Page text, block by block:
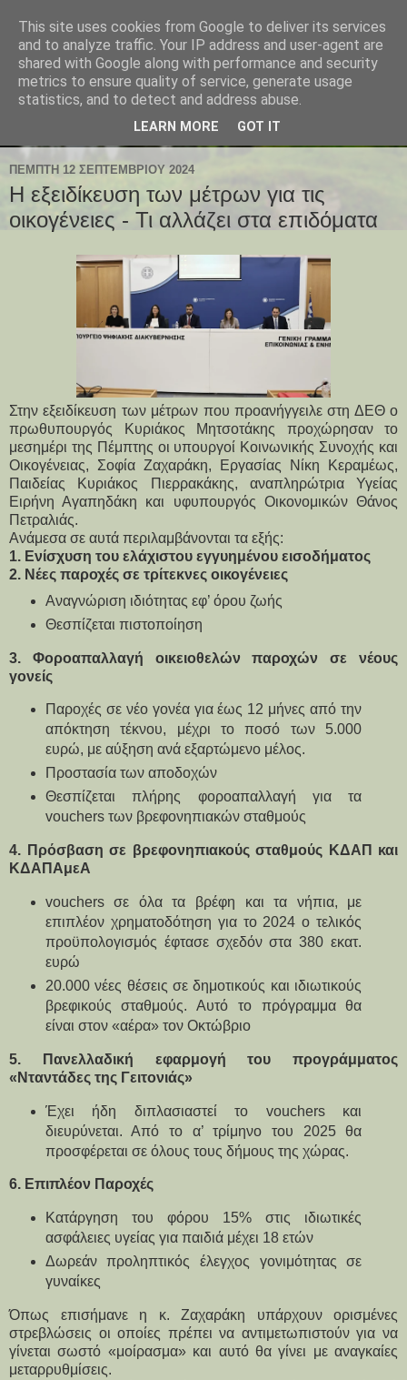
ΠΈΜΠΤΗ 12 ΣΕΠΤΕΜΒΡΊΟΥ 2024
Η εξειδίκευση των μέτρων για τις
οικογένειες - Τι αλλάζει στα επιδόματα
Στην εξειδίκευση των μέτρων που προανήγγειλε στη ΔΕΘ ο
πρωθυπουργός Κυριάκος Μητσοτάκης προχώρησαν το
μεσημέρι της Πέμπτης οι υπουργοί Κοινωνικής Συνοχής και
Οικογένειας, Σοφία Ζαχαράκη, Εργασίας Νίκη Κεραμέως,
Παιδείας Κυριάκος Πιερρακάκης, αναπληρώτρια Υγείας
Ειρήνη Αγαπηδάκη και υφυπουργός Οικονομικών Θάνος
Πετραλιάς.
Ανάμεσα σε αυτά περιλαμβάνονται τα εξής:
1. Ενίσχυση του ελάχιστου εγγυημένου εισοδήματος
2. Νέες παροχές σε τρίτεκνες οικογένειες
Αναγνώριση ιδιότητας εφ’ όρου ζωής
Θεσπίζεται πιστοποίηση
3. Φοροαπαλλαγή οικειοθελών παροχών σε νέους
γονείς
Παροχές σε νέο γονέα για έως 12 μήνες από την
απόκτηση τέκνου, μέχρι το ποσό των 5.000
ευρώ, με αύξηση ανά εξαρτώμενο μέλος.
Προστασία των αποδοχών
Θεσπίζεται πλήρης φοροαπαλλαγή για τα
vouchers των βρεφονηπιακών σταθμούς
4. Πρόσβαση σε βρεφονηπιακούς σταθμούς ΚΔΑΠ και
ΚΔΑΠΑμεΑ
vouchers σε όλα τα βρέφη και τα νήπια, με
επιπλέον χρηματοδότηση για το 2024 ο τελικός
προϋπολογισμός έφτασε σχεδόν στα 380 εκατ.
ευρώ
20.000 νέες θέσεις σε δημοτικούς και ιδιωτικούς
βρεφικούς σταθμούς. Αυτό το πρόγραμμα θα
είναι στον «αέρα» τον Οκτώβριο
5. Πανελλαδική εφαρμογή του προγράμματος
«Νταντάδες της Γειτονιάς»
Έχει ήδη διπλασιαστεί το vouchers και
διευρύνεται. Από το α’ τρίμηνο του 2025 θα
προσφέρεται σε όλους τους δήμους της χώρας.
6. Επιπλέον Παροχές
Κατάργηση του φόρου 15% στις ιδιωτικές
ασφάλειες υγείας για παιδιά μέχει 18 ετών
Δωρεάν προληπτικός έλεγχος γονιμότητας σε
γυναίκες
Όπως επισήμανε η κ. Ζαχαράκη υπάρχουν ορισμένες
στρεβλώσεις οι οποίες πρέπει να αντιμετωπιστούν για να
γίνεται σωστό «μοίρασμα» και αυτό θα γίνει με αναγκαίες
μεταρρυθμίσεις.
This site uses cookies from Google to deliver its services
and to analyze traffic. Your IP address and user-agent are
shared with Google along with performance and security
metrics to ensure quality of service, generate usage
statistics, and to detect and address abuse.
LEARN MORE GOT IT